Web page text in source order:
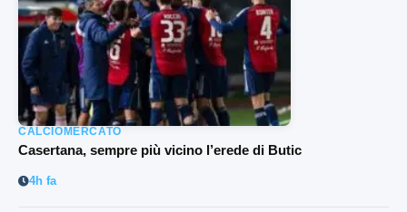
CALCIOMERCATO
Casertana, sempre più vicino l’erede di Butic
4h fa